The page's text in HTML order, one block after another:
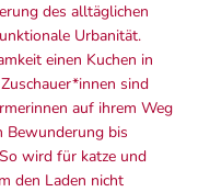
des alltäglichen
Urbanität.
einen Kuchen in
sind
auf ihrem Weg
Bewunderung bis
wird für katze und
den Laden nicht